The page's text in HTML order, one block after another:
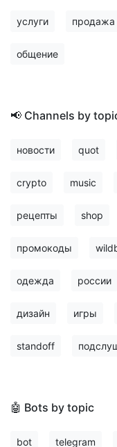
услуги продажа
общение
📢 Channels by
новости quot
crypto music
рецепты shop
промокоды
одежда россии
дизайн игры
standoff
🤖 Bots by topic
bot telegram